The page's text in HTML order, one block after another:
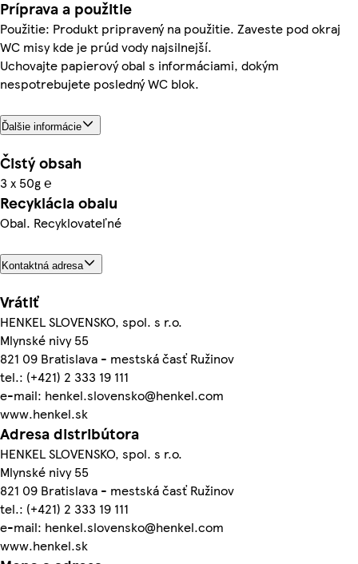
Príprava a použitie
Použitie: Produkt pripravený na použitie. Zaveste pod okraj
WC misy kde je prúd vody najsilnejší.
Uchovajte papierový obal s informáciami, dokým
nespotrebujete posledný WC blok.
Ďalšie informácie
Čistý obsah
3 x 50g ℮
Recyklácia obalu
Obal. Recyklovateľné
Kontaktná adresa
Vrátiť
HENKEL SLOVENSKO, spol. s r.o.
Mlynské nivy 55
821 09 Bratislava - mestská časť Ružinov
tel.: (+421) 2 333 19 111
e-mail: henkel.slovensko@henkel.com
www.henkel.sk
Adresa distribútora
HENKEL SLOVENSKO, spol. s r.o.
Mlynské nivy 55
821 09 Bratislava - mestská časť Ružinov
tel.: (+421) 2 333 19 111
e-mail: henkel.slovensko@henkel.com
www.henkel.sk